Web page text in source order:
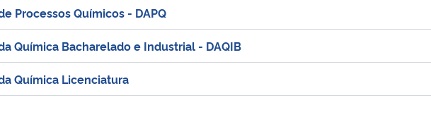
Processos Químicos - DAPQ
Química Bacharelado e Industrial - DAQIB
Química Licenciatura